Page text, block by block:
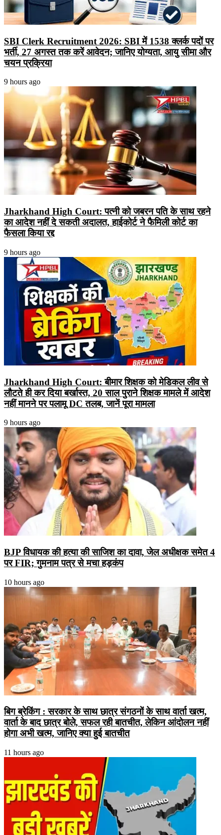
SBI Clerk Recruitment 2026: SBI में 1538 क्लर्क पदों पर
भर्ती, 27 अगस्त तक करें आवेदन; जानिए योग्यता, आयु सीमा और
चयन प्रक्रिया
9 hours ago
Jharkhand High Court: पत्नी को जबरन पति के साथ रहने
का आदेश नहीं दे सकती अदालत, हाईकोर्ट ने फैमिली कोर्ट का
फैसला किया रद्द
9 hours ago
Jharkhand High Court: बीमार शिक्षक को मेडिकल लीव से
लौटते ही कर दिया बर्खास्त, 20 साल पुराने शिक्षक मामले में आदेश
नहीं मानने पर पलामू DC तलब, जानें पूरा मामला
9 hours ago
BJP विधायक की हत्या की साजिश का दावा, जेल अधीक्षक समेत 4
पर FIR; गुमनाम पत्र से मचा हड़कंप
10 hours ago
बिग ब्रेकिंग : सरकार के साथ छात्र संगठनों के साथ वार्ता खत्म,
वार्ता के बाद छात्र बोले, सफल रही बातचीत, लेकिन आंदोलन नहीं
होगा अभी खत्म, जानिए क्या हुई बातचीत
11 hours ago